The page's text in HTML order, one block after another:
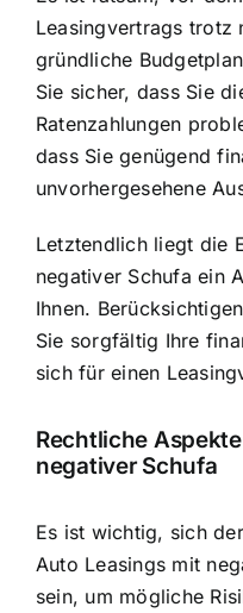
Leasingvertrags trotz
gründliche
Sie sicher, dass Sie
Ratenzahlungen
dass Sie genügend
unvorhergesehene
Letztendlich liegt die
negativer Schufa ein
Ihnen.
Sie sorgfältig Ihre
sich für einen
Rechtliche
negativer Schufa
Es ist wichtig, sich
Auto Leasings mit
sein, um mögliche